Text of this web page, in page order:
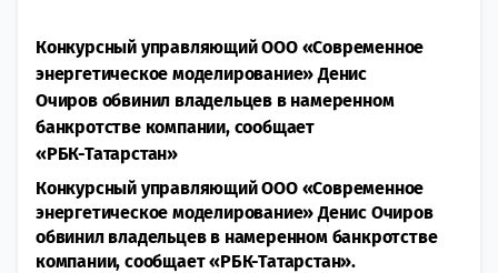
Конкурсный управляющий ООО «Современное
энергетическое моделирование» Денис
Очиров обвинил владельцев в намеренном
банкротстве компании, сообщает
«РБК-Татарстан»
Конкурсный управляющий ООО «Современное
энергетическое моделирование» Денис Очиров
обвинил владельцев в намеренном банкротстве
компании, сообщает «РБК-Татарстан».